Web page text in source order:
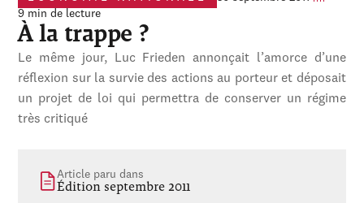
9 min de lecture
À la trappe ?
Le même jour, Luc Frieden annonçait l’amorce d’une
réflexion sur la survie des actions au porteur et déposait
un projet de loi qui permettra de conserver un régime
très critiqué
Article paru dans
Édition septembre 2011